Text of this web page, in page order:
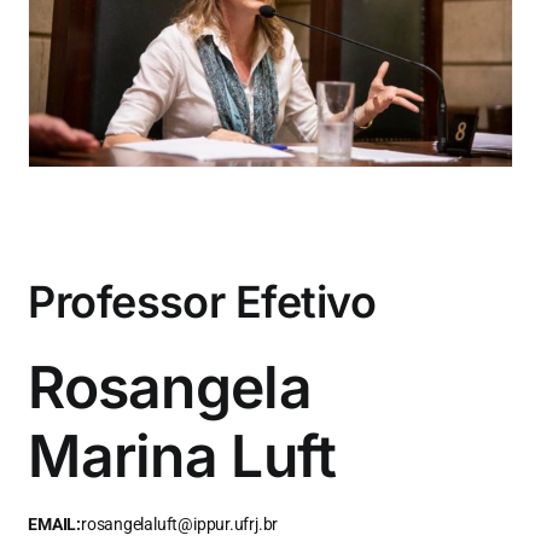
Eventos e Certificados
Comunicação
Buscar
resultados
Professor Efetivo
Rosangela
Marina Luft
EMAIL:rosangelaluft@ippur.ufrj.br